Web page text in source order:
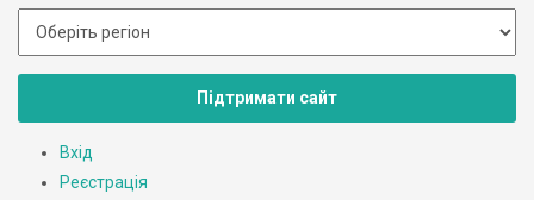
Підтримати сайт
Вхід
Реєстрація